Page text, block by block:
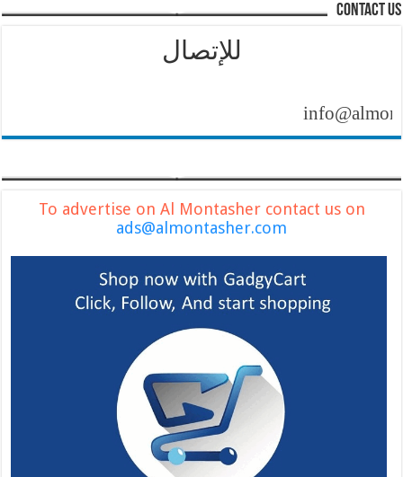
contact us
للإتصال
To advertise on Al Montasher contact us on
ads@almontasher.com